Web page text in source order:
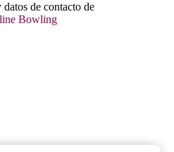
de contacto de
Bowling